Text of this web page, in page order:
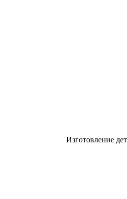
Изготовление